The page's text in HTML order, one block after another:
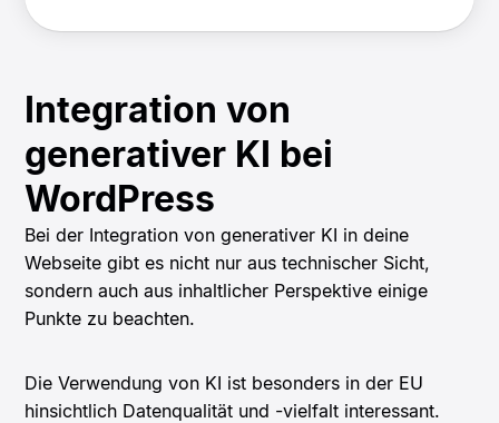
Integration von
generativer KI bei
WordPress
Bei der Integration von generativer KI in deine
Webseite gibt es nicht nur aus technischer Sicht,
sondern auch aus inhaltlicher Perspektive einige
Punkte zu beachten.
Die Verwendung von KI ist besonders in der EU
hinsichtlich Datenqualität und -vielfalt interessant.